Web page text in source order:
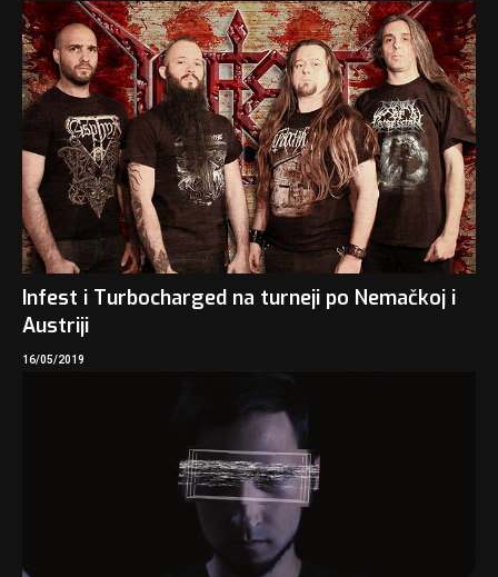
Infest i Turbocharged na turneji po Nemačkoj i
Austriji
16/05/2019